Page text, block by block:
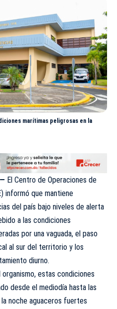
marítimas peligrosas en la
El Centro de Operaciones de
) informó que mantiene
del país bajo niveles de alerta
a las condiciones
por una vaguada, el paso
al sur del territorio y los
diurno.
organismo, estas condiciones
desde el mediodía hasta las
noche aguaceros fuertes